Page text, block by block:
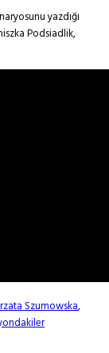
yazdığı
Podsiadlik,
Szumowska,